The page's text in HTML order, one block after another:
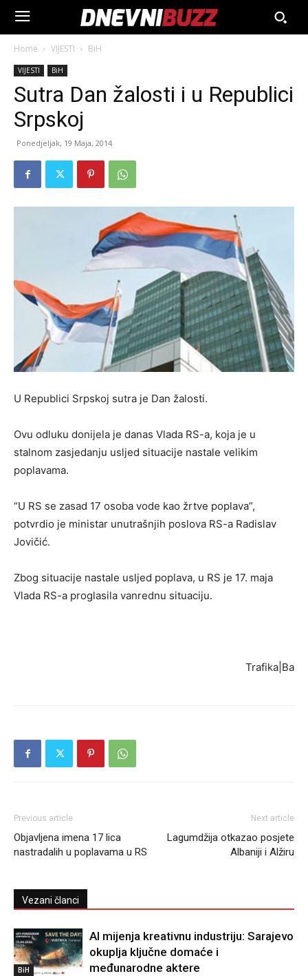
Home VIJESTI BiH
VIJESTI BiH
Sutra Dan žalosti i u Republici
Srpskoj
Ponedjeljak, 19 Maja, 2014
U Republici Srpskoj sutra je Dan žalosti.
Ovu odluku donijela je danas Vlada RS-a, koja je u
stalnom zasjedanju usljed situacije nastale velikim
poplavama.
“U RS se zasad 17 osoba vode kao žrtve poplava”,
potvrdio je ministar unutrašnjih poslova RS-a Radislav
Jovičić.
Zbog situacije nastale usljed poplava, u RS je 17. maja
Vlada RS-a proglasila vanrednu situaciju.
Trafika|Ba
Previous article
Objavljena imena 17 lica
nastradalih u poplavama u RS
Next article
Lagumdžija otkazao posjete
Albaniji i Alžiru
Vezani članci
BiH
AI mijenja kreativnu industriju: Sarajevo
okuplja ključne domaće i
međunarodne aktere